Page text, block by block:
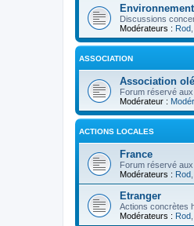
Environnement
Discussions
Modérateurs : Rod
ASSOCIATION
Association
Forum réservé
Modérateur :
ACTIONS LOCALES
France
Forum réservé
Modérateurs : Rod
Etranger
Actions concrètes
Modérateurs : Rod